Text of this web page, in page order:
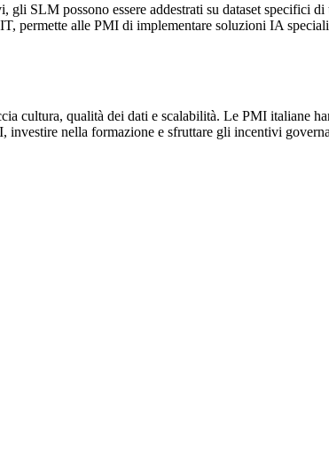
SLM possono essere addestrati su dataset specifici di
permette alle PMI di implementare soluzioni IA
cultura, qualità dei dati e scalabilità. Le PMI italiane
nella formazione e sfruttare gli incentivi